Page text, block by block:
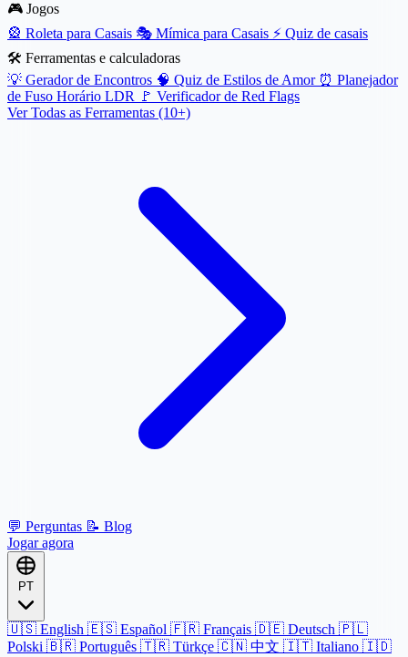
🎮 Jogos
🎡 Roleta para Casais 🎭 Mímica para Casais ⚡ Quiz de casais
🛠️ Ferramentas e calculadoras
💡 Gerador de Encontros 🧠 Quiz de Estilos de Amor ⏰ Planejador
de Fuso Horário LDR
🚩 Verificador de Red Flags
Ver Todas as Ferramentas (10+)
💬 Perguntas 📝 Blog
Jogar agora
PT
🇺🇸 English 🇪🇸 Español 🇫🇷 Français 🇩🇪 Deutsch 🇵🇱
Polski 🇧🇷 Português 🇹🇷 Türkçe 🇨🇳 中文 🇮🇹 Italiano 🇮🇩